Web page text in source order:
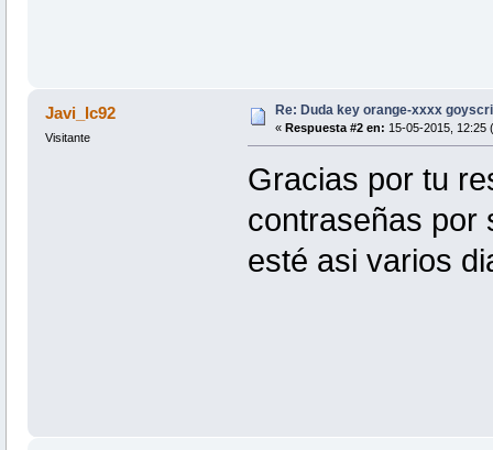
Javi_lc92
Visitante
Re: Duda key orange-xxxx
« Respuesta #2 en: 15-05-2015, 12:25
Gracias por tu
contraseñas por
esté asi varios